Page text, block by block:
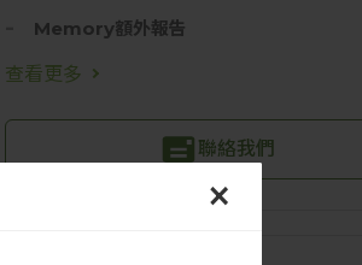
×
Memory額外報告
查看更多
聯絡我們